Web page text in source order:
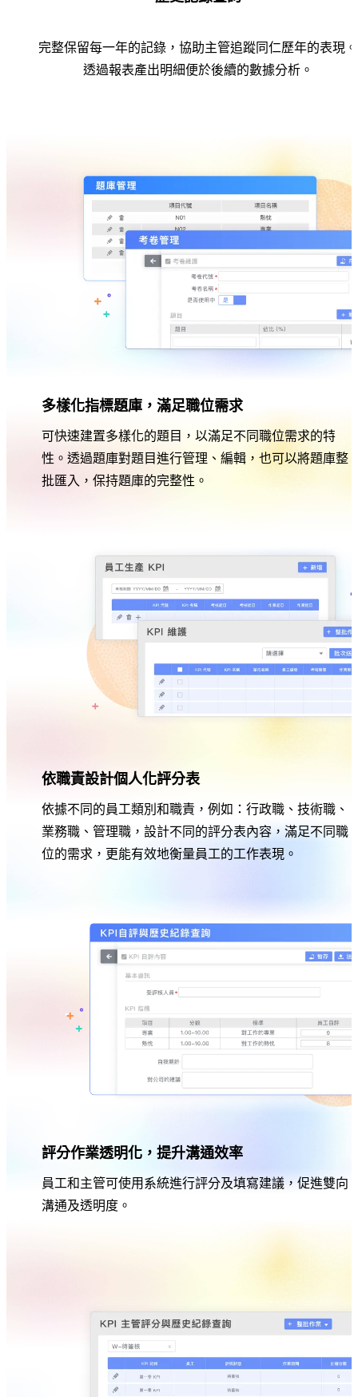
完整保留每一年的記錄，協助主管追蹤同仁歷年的表現。
透過報表產出明細便於後續的數據分析。
多樣化指標題庫，滿足職位需求
可快速建置多樣化的題目，以滿足不同職位需求的特
性。透過題庫對題目進行管理、編輯，也可以將題庫整
批匯入，保持題庫的完整性。
依職責設計個人化評分表
依據不同的員工類別和職責，例如：行政職、技術職、
業務職、管理職，設計不同的評分表內容，滿足不同職
位的需求，更能有效地衡量員工的工作表現。
評分作業透明化，提升溝通效率
員工和主管可使用系統進行評分及填寫建議，促進雙向
溝通及透明度。